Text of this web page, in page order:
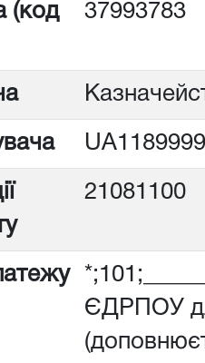
(код
21081100
ЄДРПОУ